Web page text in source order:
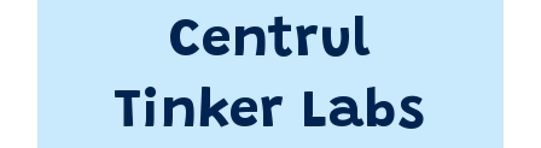
Centrul
Tinker Labs